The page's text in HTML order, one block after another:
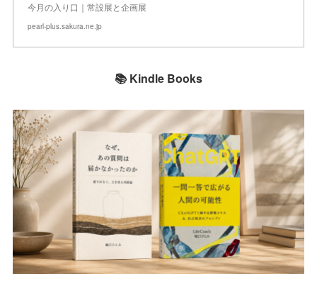
今月の入り口｜常設展と企画展
pearl-plus.sakura.ne.jp
📚 Kindle Books